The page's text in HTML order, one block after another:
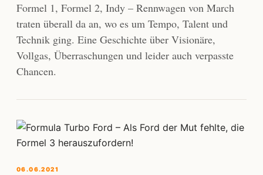
Formel 1, Formel 2, Indy – Rennwagen von March
traten überall da an, wo es um Tempo, Talent und
Technik ging. Eine Geschichte über Visionäre,
Vollgas, Überraschungen und leider auch verpasste
Chancen.
06.06.2021